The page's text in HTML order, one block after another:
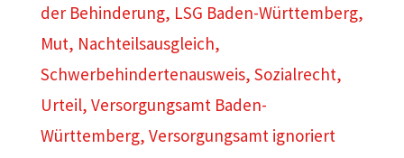
der Behinderung, LSG Baden-Württemberg,
Mut, Nachteilsausgleich,
Schwerbehindertenausweis, Sozialrecht,
Urteil, Versorgungsamt Baden-
Württemberg, Versorgungsamt ignoriert